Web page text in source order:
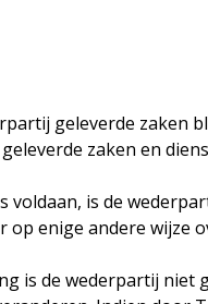
geleverde
zaken en
is de
enige andere
is de wederpartij niet